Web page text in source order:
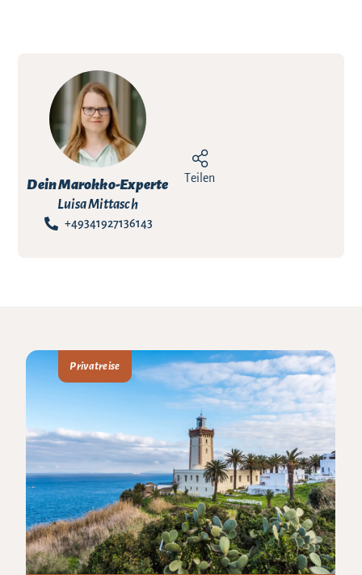
Dein Marokko-Experte
Luisa Mittasch
+49341927136143
Teilen
Privatreise